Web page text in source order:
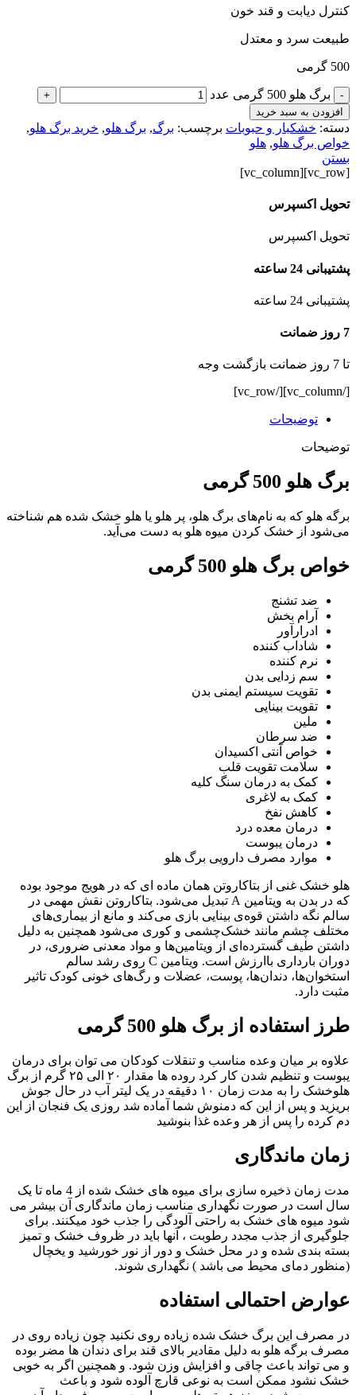
کنترل دیابت و قند خون
طبیعت سرد و معتدل
500 گرمی
- برگ هلو 500 گرمی عدد
+
افزودن به سبد خرید
دسته: خشکبار و حبوبات برچسب: برگ, برگ هلو, خرید برگ هلو,
خواص برگ هلو, هلو
بستن
[vc_row][vc_column]
تحویل اکسپرس
تحویل اکسپرس
پشتیبانی 24 ساعته
پشتیبانی 24 ساعته
7 روز ضمانت
تا 7 روز ضمانت بازگشت وجه
[/vc_column][/vc_row]
توضیحات
توضیحات
برگ هلو 500 گرمی
برگه هلو که به نام‌های برگ هلو، پر هلو یا هلو خشک شده هم شناخته
می‌شود از خشک کردن میوه هلو به دست می‌آید.
خواص برگ هلو 500 گرمی
ضد تشنج
آرام بخش
ادرارآور
شاداب کننده
نرم کننده
سم زدایی بدن
تقویت سیستم ایمنی بدن
تقویت بینایی
ملین
ضد سرطان
خواص آنتی اکسیدان
سلامت تقویت قلب
کمک به درمان سنگ کلیه
کمک به لاغری
کاهش نفخ
درمان معده درد
درمان یبوست
موارد مصرف دارویی برگ هلو
هلو خشک غنی از بتاکاروتن همان ماده ای که در هویج موجود بوده
که در بدن به ویتامین A تبدیل می‌شود. بتاکاروتن نقش مهمی در
سالم نگه داشتن قوه‌ی بینایی بازی می‌کند و مانع از بیماری‌های
مختلف چشم مانند خشک‌چشمی و کوری می‌شود همچنین به دلیل
داشتن طیف گسترده‌ای از ویتامین‌ها و مواد معدنی ضروری، در
دوران بارداری با‌ارزش است. ویتامین C روی رشد سالم
استخوان‌ها، دندان‌ها، پوست، عضلات و رگ‌های خونی کودک تاثیر
مثبت دارد.
طرز استفاده از برگ هلو 500 گرمی
علاوه بر میان وعده مناسب و تنقلات کودکان می توان برای درمان
یبوست و تنظیم شدن کار کرد روده ها مقدار ۲۰ الی ۲۵ گرم از برگ
هلوخشک را به مدت زمان ۱۰ دقیقه در یک لیتر آب در حال جوش
بریزید و پس از این که دمنوش شما آماده شد روزی یک فنجان از این
دم کرده را پس از هر وعده غذا بنوشید
زمان ماندگاری
مدت زمان ذخیره سازی برای میوه های خشک شده از 4 ماه تا یک
سال است در صورت نگهداری مناسب زمان ماندگاری آن بیشر می
شود میوه های خشک به راحتی آلودگی را جذب خود میکنند. برای
جلوگیری از جذب مجدد رطوبت ، آنها باید در ظروف خشک و تمیز
بسته بندی شده و در محل خشک و دور از نور خورشید و یخچال
(منظور دمای محیط می باشد ) نگهداری شوند.
عوارض احتمالی استفاده
در مصرف این برگ خشک شده زیاده روی نکنید چون زیاده روی در
مصرف برگه هلو به دلیل مقادیر بالای قند برای دندان ها مضر بوده
و می تواند باعث چاقی و افزایش وزن شود. و همچنین اگر به خوبی
خشک نشود ممکن است به نوعی قارچ آلوده شود و باعث